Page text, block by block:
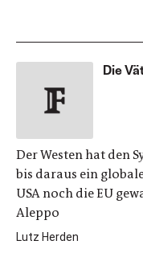
Die
Der Westen hat den
bis daraus ein
USA noch die EU
Aleppo
Lutz Herden